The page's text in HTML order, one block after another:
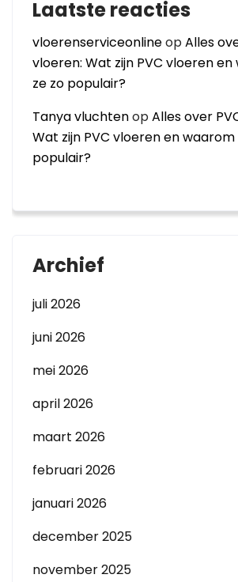
Laatste reacties
vloerenserviceonlineopAlles
vloeren: Wat zijn PVC vloeren en
ze zo populair?
Tanya vluchtenopAlles over
Wat zijn PVC vloeren en waarom
populair?
Archief
juli 2026
juni 2026
mei 2026
april 2026
maart 2026
februari 2026
januari 2026
december 2025
november 2025